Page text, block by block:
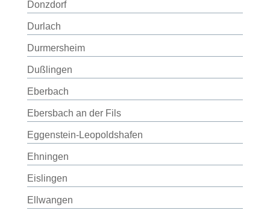
Donzdorf
Durlach
Durmersheim
Dußlingen
Eberbach
Ebersbach an der Fils
Eggenstein-Leopoldshafen
Ehningen
Eislingen
Ellwangen